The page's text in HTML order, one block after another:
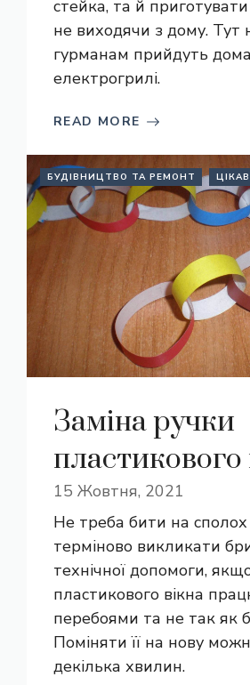
стейка, та й
не виходячи з дому. Тут
гурманам прийдуть
електрогрилі.
READ MORE
БУДІВНИЦТВО ТА РЕМОНТ
Заміна ручки
пластикового
15 Жовтня, 2021
Не треба бити на сполох
терміново викликати
технічної допомоги,
пластикового вікна
перебоями та не так як
Поміняти її на нову
декілька хвилин.